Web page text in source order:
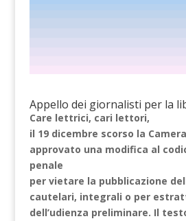
Appello dei giornalisti per la
Care lettrici, cari lettori,
il 19 dicembre scorso la
approvato una modifica al
penale
per vietare la pubblicazione
cautelari, integrali o per
dell’udienza preliminare. Il